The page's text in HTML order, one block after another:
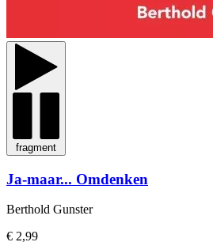
fragment
Ja-maar... Omdenken
Berthold Gunster
€ 2,99